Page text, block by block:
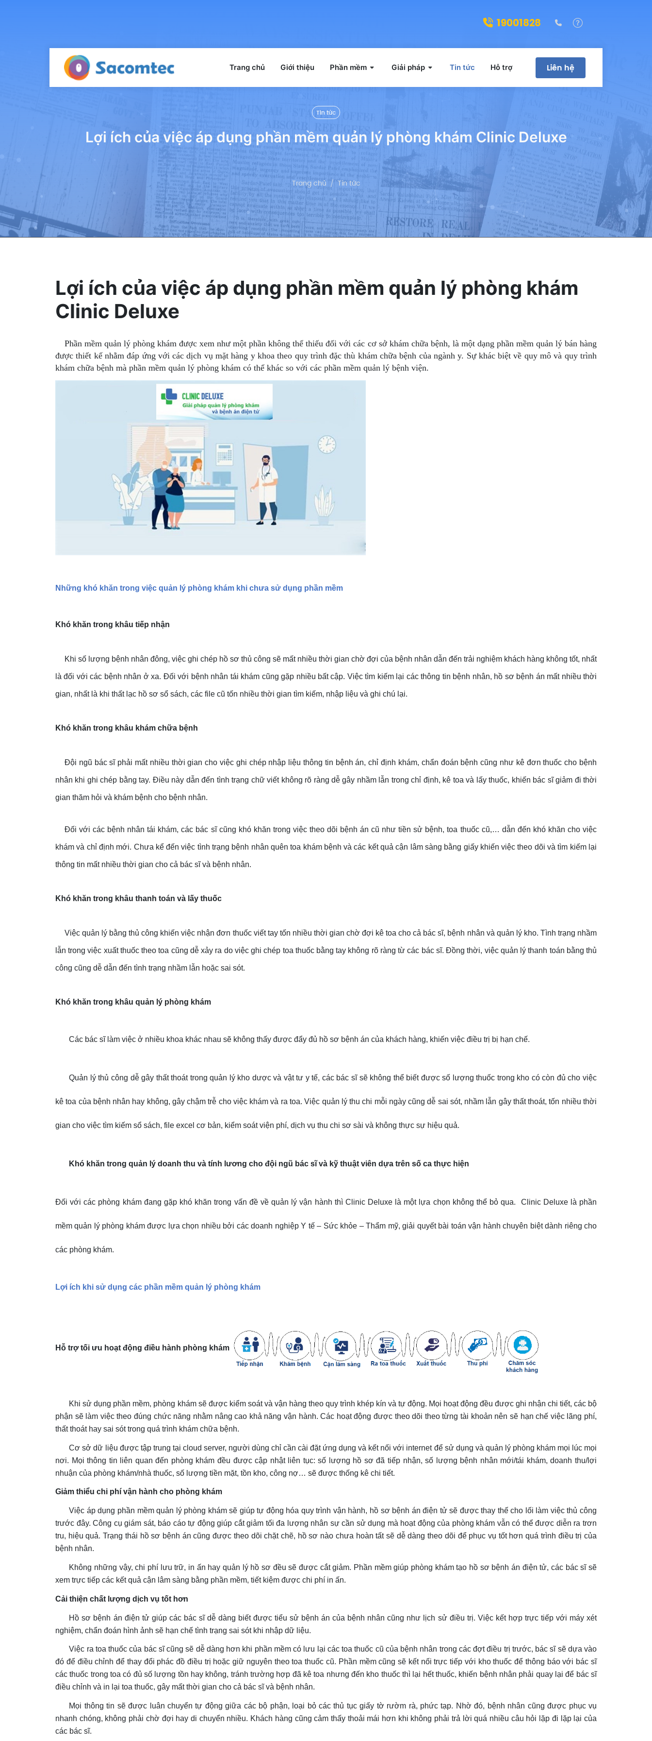
19001828 (028)39322188
Liên hệ
Trang chủ Giới thiệu Phần mềm Giải pháp Tin tức Hỗ trợ
Tin tức
Lợi ích của việc áp dụng phần mềm quản lý phòng khám Clinic Deluxe
Trang chủ Tin tức
Lợi ích của việc áp dụng phần mềm quản lý phòng khám
Clinic Deluxe
Phần mềm quản lý phòng khám được xem như một phần không thể thiếu đối với các cơ sở khám chữa bệnh, là một dạng phần mềm quản lý bán hàng
được thiết kế nhằm đáp ứng với các dịch vụ mặt hàng y khoa theo quy trình đặc thù khám chữa bệnh của ngành y. Sự khác biệt về quy mô và quy trình
khám chữa bệnh mà phần mềm quản lý phòng khám có thể khác so với các phần mềm quản lý bệnh viện.
Những khó khăn trong việc quản lý phòng khám khi chưa sử dụng phần mềm
Khó khăn trong khâu tiếp nhận
Khi số lượng bệnh nhân đông, việc ghi chép hồ sơ thủ công sẽ mất nhiều thời gian chờ đợi của bệnh nhân dẫn đến trải nghiệm khách hàng không tốt, nhất
là đối với các bệnh nhân ở xa. Đối với bệnh nhân tái khám cũng gặp nhiều bất cập. Việc tìm kiếm lại các thông tin bệnh nhân, hồ sơ bệnh án mất nhiều thời
gian, nhất là khi thất lạc hồ sơ sổ sách, các file cũ tốn nhiều thời gian tìm kiếm, nhập liệu và ghi chú lại.
Khó khăn trong khâu khám chữa bệnh
Đội ngũ bác sĩ phải mất nhiều thời gian cho việc ghi chép nhập liệu thông tin bệnh án, chỉ định khám, chẩn đoán bệnh cũng như kê đơn thuốc cho bệnh
nhân khi ghi chép bằng tay. Điều này dẫn đến tình trạng chữ viết không rõ ràng dễ gây nhầm lẫn trong chỉ định, kê toa và lấy thuốc, khiến bác sĩ giảm đi thời
gian thăm hỏi và khám bệnh cho bệnh nhân.
Đối với các bệnh nhân tái khám, các bác sĩ cũng khó khăn trong việc theo dõi bệnh án cũ như tiền sử bệnh, toa thuốc cũ,… dẫn đến khó khăn cho việc
khám và chỉ định mới. Chưa kể đến việc tình trạng bệnh nhân quên toa khám bệnh và các kết quả cận lâm sàng bằng giấy khiến việc theo dõi và tìm kiếm lại
thông tin mất nhiều thời gian cho cả bác sĩ và bệnh nhân.
Khó khăn trong khâu thanh toán và lấy thuốc
Việc quản lý bằng thủ công khiến việc nhận đơn thuốc viết tay tốn nhiều thời gian chờ đợi kê toa cho cả bác sĩ, bệnh nhân và quản lý kho. Tình trạng nhầm
lẫn trong việc xuất thuốc theo toa cũng dễ xảy ra do việc ghi chép toa thuốc bằng tay không rõ ràng từ các bác sĩ. Đồng thời, việc quản lý thanh toán bằng thủ
công cũng dễ dẫn đến tình trạng nhầm lẫn hoặc sai sót.
Khó khăn trong khâu quản lý phòng khám
Các bác sĩ làm việc ở nhiều khoa khác nhau sẽ không thấy được đẩy đủ hồ sơ bệnh án của khách hàng, khiến việc điều trị bị hạn chế.
Quản lý thủ công dễ gây thất thoát trong quản lý kho dược và vật tư y tế, các bác sĩ sẽ không thể biết được số lượng thuốc trong kho có còn đủ cho việc
kê toa của bệnh nhân hay không, gây chậm trễ cho việc khám và ra toa. Việc quản lý thu chi mỗi ngày cũng dễ sai sót, nhầm lẫn gây thất thoát, tốn nhiều thời
gian cho việc tìm kiếm sổ sách, file excel cơ bản, kiểm soát viện phí, dịch vụ thu chi sơ sài và không thực sự hiệu quả.
Khó khăn trong quản lý doanh thu và tính lương cho đội ngũ bác sĩ và kỹ thuật viên dựa trên số ca thực hiện
Đối với các phòng khám đang gặp khó khăn trong vấn đề về quản lý vận hành thì Clinic Deluxe là một lựa chọn không thể bỏ qua. Clinic Deluxe là phần
mềm quản lý phòng khám được lựa chọn nhiều bởi các doanh nghiệp Y tế – Sức khỏe – Thẩm mỹ, giải quyết bài toán vận hành chuyên biệt dành riêng cho
các phòng khám.
Lợi ích khi sử dụng các phần mềm quản lý phòng khám
Hỗ trợ tối ưu hoạt động điều hành phòng khám
Khi sử dụng phần mềm, phòng khám sẽ được kiểm soát và vận hàng theo quy trình khép kín và tự động. Mọi hoạt động đều được ghi nhận chi tiết, các bộ
phận sẽ làm việc theo đúng chức năng nhằm nâng cao khả năng vận hành. Các hoạt động được theo dõi theo từng tài khoản nên sẽ hạn chế việc lãng phí,
thất thoát hay sai sót trong quá trình khám chữa bệnh.
Cơ sở dữ liệu được tập trung tại cloud server, người dùng chỉ cần cài đặt ứng dụng và kết nối với internet để sử dụng và quản lý phòng khám mọi lúc mọi
nơi. Mọi thông tin liên quan đến phòng khám đều được cập nhật liên tục: số lượng hồ sơ đã tiếp nhận, số lượng bệnh nhân mới/tái khám, doanh thu/lợi
nhuận của phòng khám/nhà thuốc, số lượng tiền mặt, tồn kho, công nợ… sẽ được thống kê chi tiết.
Giảm thiểu chi phí vận hành cho phòng khám
Việc áp dụng phần mềm quản lý phòng khám sẽ giúp tự động hóa quy trình vận hành, hồ sơ bệnh án điện tử sẽ được thay thế cho lối làm việc thủ công
trước đây. Công cụ giám sát, báo cáo tự động giúp cắt giảm tối đa lượng nhân sự cần sử dụng mà hoạt động của phòng khám vẫn có thể được diễn ra trơn
tru, hiệu quả. Trạng thái hồ sơ bệnh án cũng được theo dõi chặt chẽ, hồ sơ nào chưa hoàn tất sẽ dễ dàng theo dõi để phục vụ tốt hơn quá trình điều trị của
bệnh nhân.
Không những vậy, chi phí lưu trữ, in ấn hay quản lý hồ sơ đều sẽ được cắt giảm. Phần mềm giúp phòng khám tạo hồ sơ bệnh án điện tử, các bác sĩ sẽ
xem trực tiếp các kết quả cận lâm sàng bằng phần mềm, tiết kiệm được chi phí in ấn.
Cải thiện chất lượng dịch vụ tốt hơn
Hồ sơ bệnh án điện tử giúp các bác sĩ dễ dàng biết được tiểu sử bệnh án của bệnh nhân cũng như lịch sử điều trị. Việc kết hợp trực tiếp với máy xét
nghiệm, chẩn đoán hình ảnh sẽ hạn chế tình trạng sai sót khi nhập dữ liệu.
Việc ra toa thuốc của bác sĩ cũng sẽ dễ dàng hơn khi phần mềm có lưu lại các toa thuốc cũ của bệnh nhân trong các đợt điều trị trước, bác sĩ sẽ dựa vào
đó để điều chỉnh để thay đổi phác đồ điều trị hoặc giữ nguyên theo toa thuốc cũ. Phần mềm cũng sẽ kết nối trực tiếp với kho thuốc để thông báo với bác sĩ
các thuốc trong toa có đủ số lượng tồn hay không, tránh trường hợp đã kê toa nhưng đến kho thuốc thì lại hết thuốc, khiến bệnh nhân phải quay lại để bác sĩ
điều chỉnh và in lại toa thuốc, gây mất thời gian cho cả bác sĩ và bệnh nhân.
Mọi thông tin sẽ được luân chuyển tự động giữa các bộ phận, loại bỏ các thủ tục giấy tờ rườm rà, phức tạp. Nhờ đó, bệnh nhân cũng được phục vụ
nhanh chóng, không phải chờ đợi hay di chuyển nhiều. Khách hàng cũng cảm thấy thoải mái hơn khi không phải trả lời quá nhiều câu hỏi lặp đi lặp lại của
các bác sĩ.